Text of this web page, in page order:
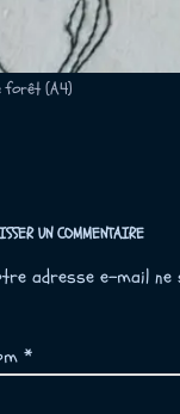
forêt (A4)
UN COMMENTAIRE
adresse e-mail ne
*